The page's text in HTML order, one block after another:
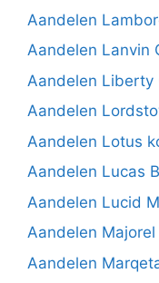
Aandelen
Aandelen Lanvin
Aandelen Liberty
Aandelen
Aandelen Lotus
Aandelen Lucas
Aandelen Lucid
Aandelen Majorel
Aandelen